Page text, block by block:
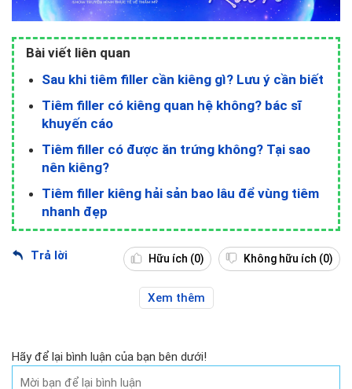
Bài viết liên quan
Sau khi tiêm filler cần kiêng gì? Lưu ý cần biết
Tiêm filler có kiêng quan hệ không? bác sĩ
khuyến cáo
Tiêm filler có được ăn trứng không? Tại sao
nên kiêng?
Tiêm filler kiêng hải sản bao lâu để vùng tiêm
nhanh đẹp
Trả lời Hữu ích (0) Không hữu ích (0)
Xem thêm
Hãy để lại bình luận của bạn bên dưới!